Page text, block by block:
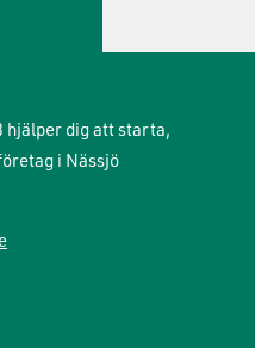
hjälper dig att starta,
i Nässjö